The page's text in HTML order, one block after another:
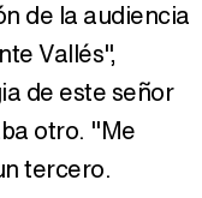
de la audiencia
Vallés",
de este señor
otro. "Me
tercero.